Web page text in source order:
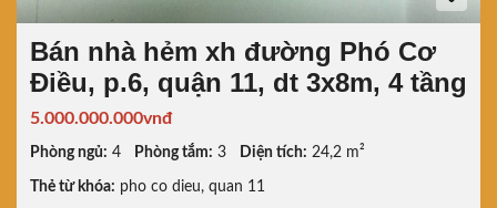
Bán nhà hẻm xh đường Phó Cơ
Điều, p.6, quận 11, dt 3x8m, 4 tầng
5.000.000.000vnđ
Phòng ngủ: 4 Phòng tắm: 3 Diện tích: 24,2 m²
Thẻ từ khóa: pho co dieu, quan 11